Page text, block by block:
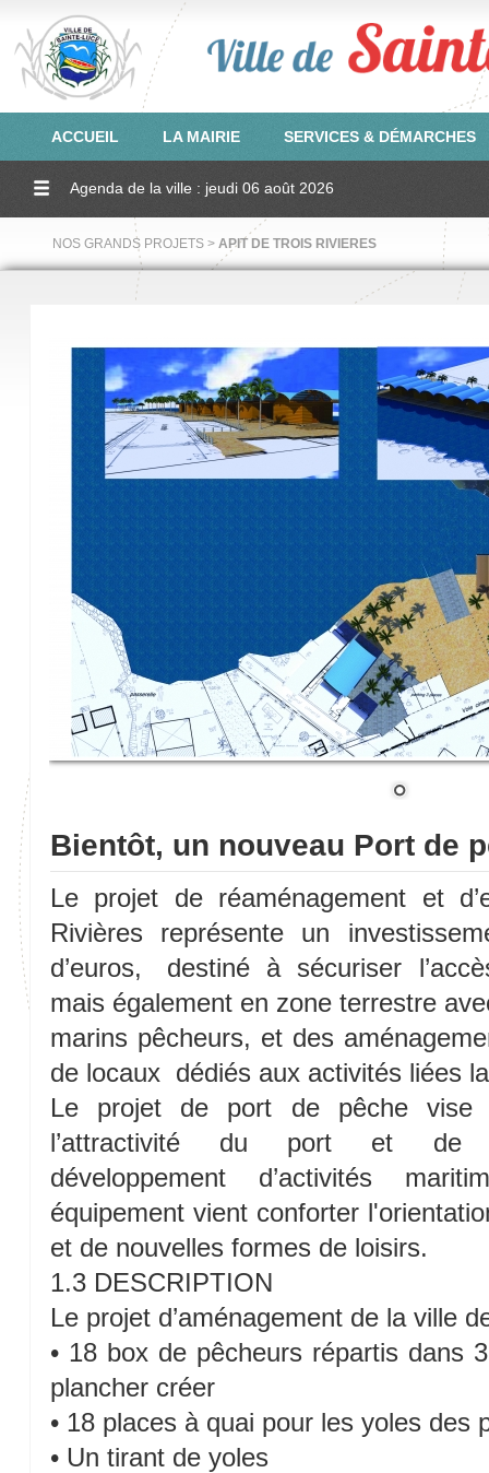
ACCUEIL LA MAIRIE SERVICES & DÉMARCHES
Agenda de la ville : jeudi 06 août 2026
NOS GRANDS PROJETS > APIT DE TROIS RIVIERES
Bientôt, un nouveau Port de
Le projet de réaménagement et
Rivières représente un
d’euros, destiné à sécuriser
mais également en zone terrestre
marins pêcheurs, et des
de locaux dédiés aux activités liées
Le projet de port de pêche
l’attractivité du port et de
développement d’activités
équipement vient conforter
et de nouvelles formes de loisirs.
1.3 DESCRIPTION
Le projet d’aménagement de la ville
• 18 box de pêcheurs répartis
plancher créer
• 18 places à quai pour les yoles des
• Un tirant de yoles